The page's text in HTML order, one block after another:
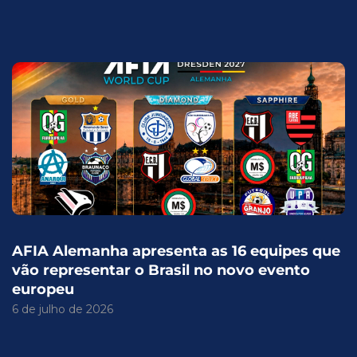
AFIA Alemanha apresenta as 16 equipes que
vão representar o Brasil no novo evento
europeu
6 de julho de 2026